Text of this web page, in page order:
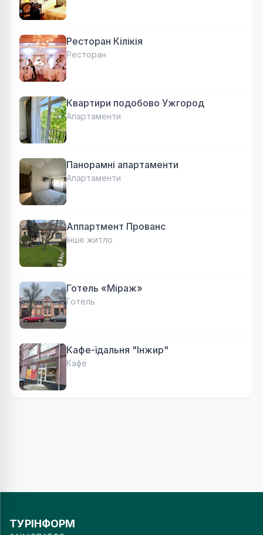
Ресторан Кілікія
Ресторан
Квартири подобово Ужгород
Апартаменти
Панорамні апартаменти
Апартаменти
Аппартмент Прованс
Інше житло
Готель «Міраж»
Готель
Кафе-їдальня "Інжир"
Кафе
ТУРІНФОРМ